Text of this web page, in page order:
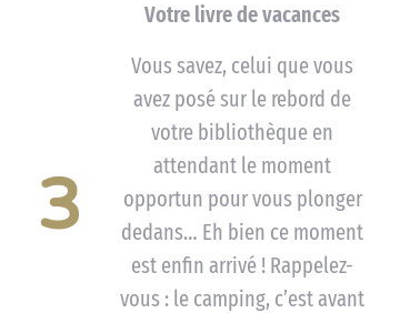
3
Votre livre de vacances
Vous savez, celui que vous
avez posé sur le rebord de
votre bibliothèque en
attendant le moment
opportun pour vous plonger
dedans… Eh bien ce moment
est enfin arrivé ! Rappelez-
vous : le camping, c’est avant